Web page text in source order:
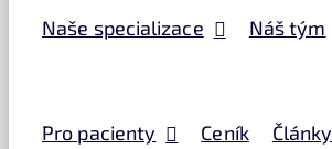
Naše specializace Náš tým
Pro pacienty Ceník Články